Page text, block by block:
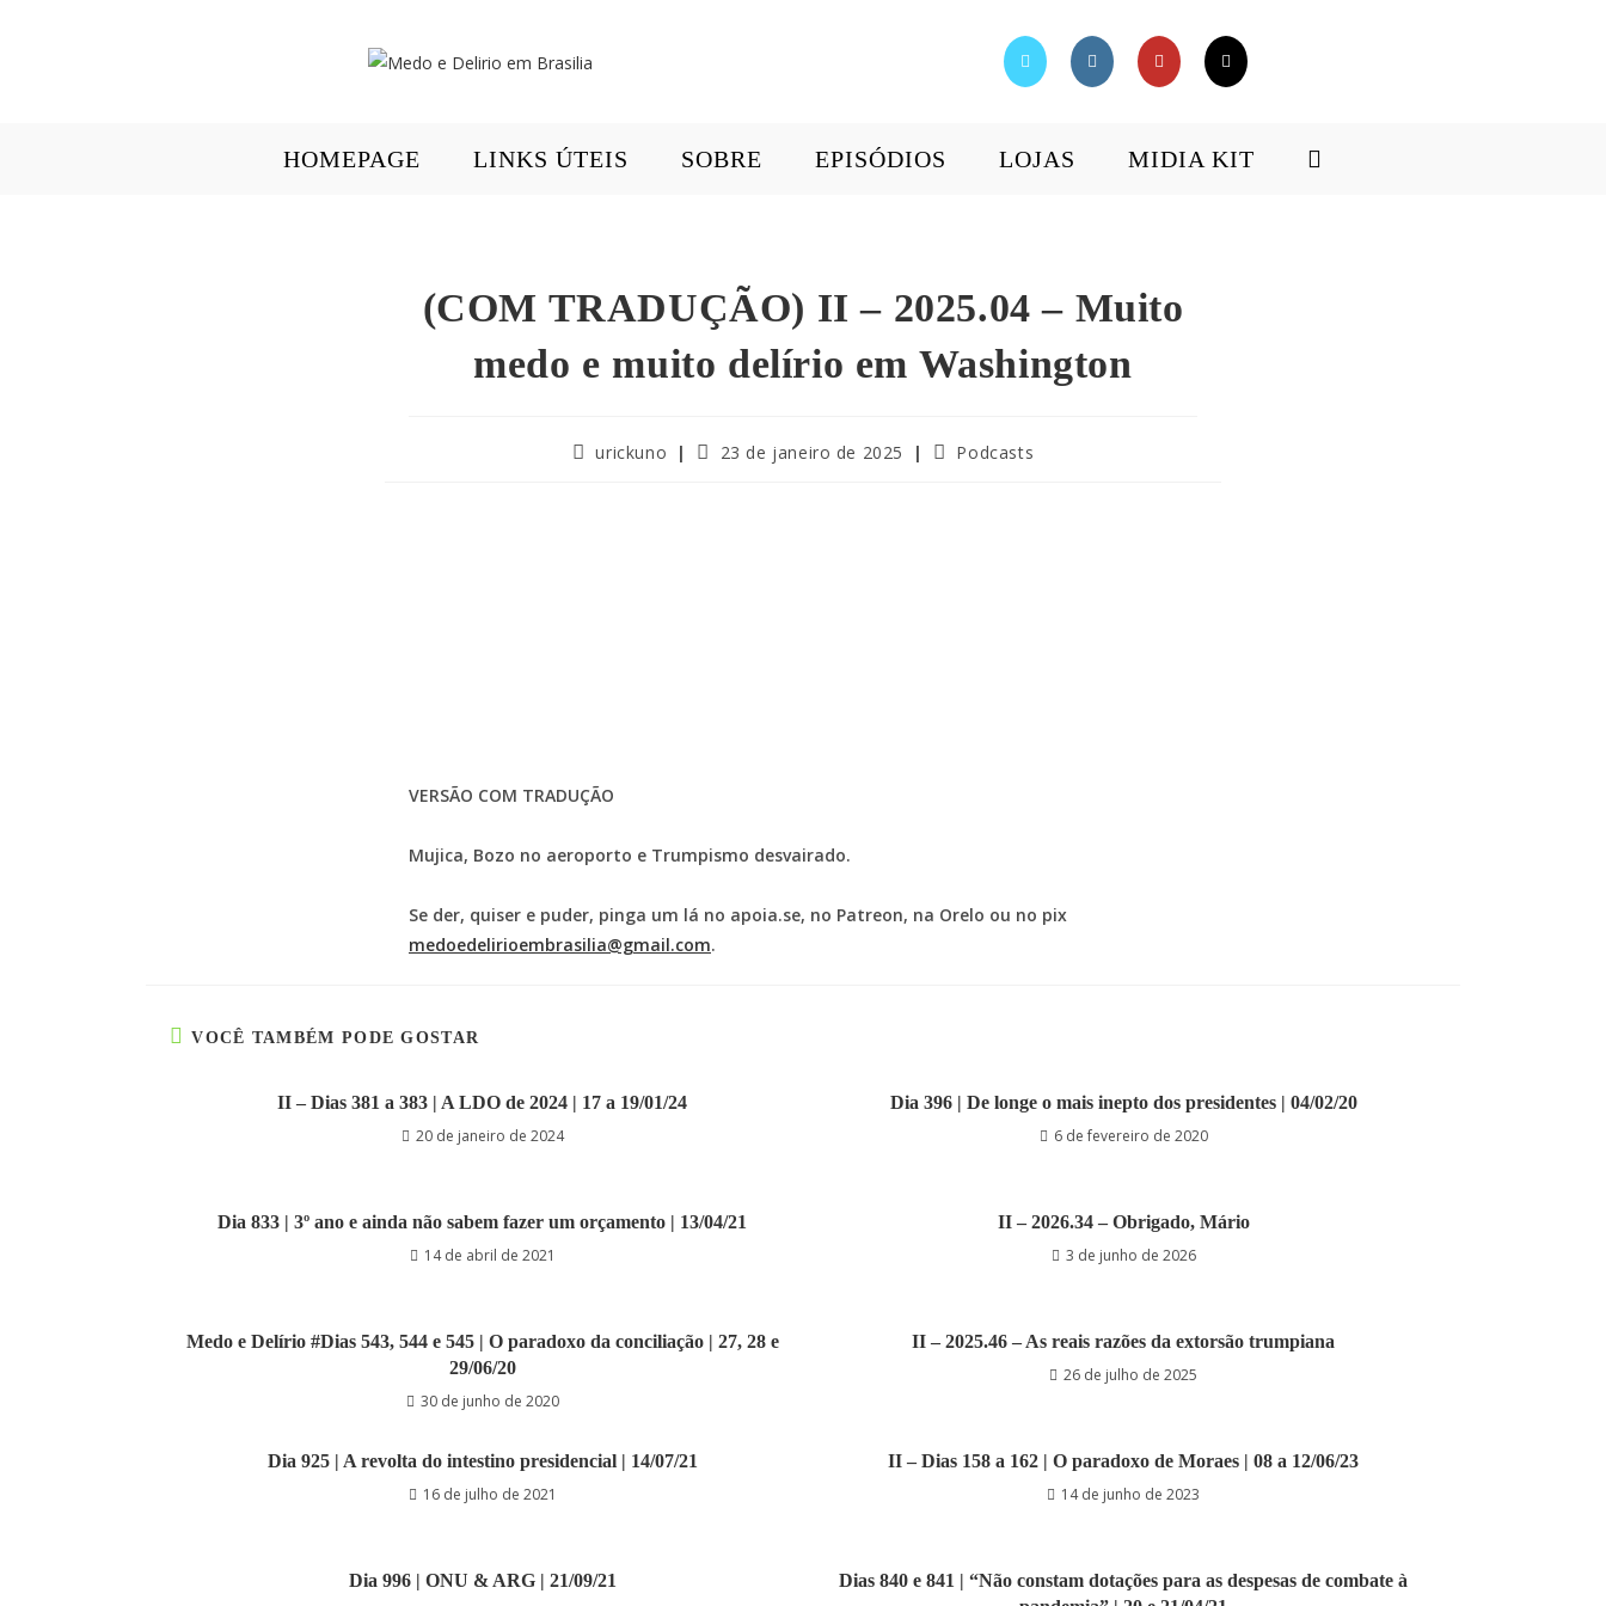
HOMEPAGE LINKS ÚTEIS SOBRE EPISÓDIOS LOJAS MIDIA KIT
(COM TRADUÇÃO) II – 2025.04 – Muito
medo e muito delírio em Washington
urickuno 23 de janeiro de 2025 Podcasts
VERSÃO COM TRADUÇÃO
Mujica, Bozo no aeroporto e Trumpismo desvairado.
Se der, quiser e puder, pinga um lá no apoia.se, no Patreon, na Orelo ou no pix
medoedelirioembrasilia@gmail.com.
VOCÊ TAMBÉM PODE GOSTAR
II – Dias 381 a 383 | A LDO de 2024 | 17 a 19/01/24
20 de janeiro de 2024
Dia 396 | De longe o mais inepto dos presidentes | 04/02/20
6 de fevereiro de 2020
Dia 833 | 3º ano e ainda não sabem fazer um orçamento | 13/04/21
14 de abril de 2021
II – 2026.34 – Obrigado, Mário
3 de junho de 2026
Medo e Delírio #Dias 543, 544 e 545 | O paradoxo da conciliação | 27, 28 e
29/06/20
30 de junho de 2020
II – 2025.46 – As reais razões da extorsão trumpiana
26 de julho de 2025
Dia 925 | A revolta do intestino presidencial | 14/07/21
16 de julho de 2021
II – Dias 158 a 162 | O paradoxo de Moraes | 08 a 12/06/23
14 de junho de 2023
Dia 996 | ONU & ARG | 21/09/21
Dias 840 e 841 | “Não constam dotações para as despesas de combate à